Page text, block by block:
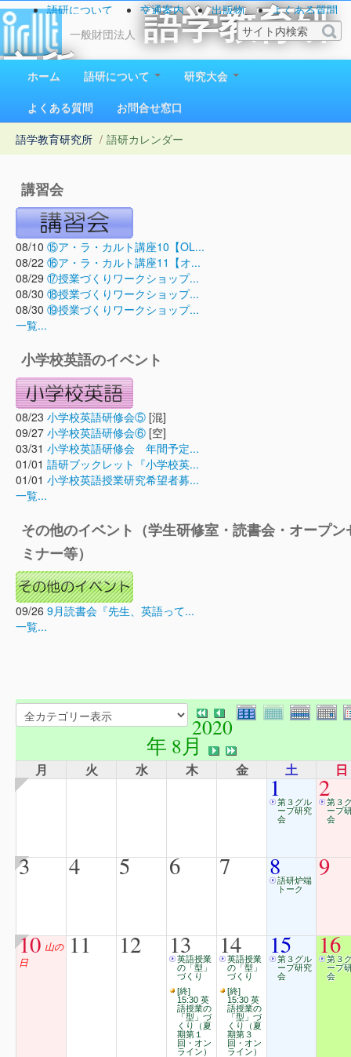
一般財団法人
語学教育研
究所
1923（大正12）年創立
語研について 交通案内 出版物
よくある質問
お問い合わせ
ホーム 語研について
研究大会
よくある質問
お問合せ窓口
語学教育研究所 / 語研カレンダー
講習会
08/10 ⑮ア・ラ・カルト講座10【OL...
08/22 ⑯ア・ラ・カルト講座11【オ...
08/29 ⑰授業づくりワークショップ...
08/30 ⑱授業づくりワークショップ...
08/30 ⑲授業づくりワークショップ...
一覧...
小学校英語のイベント
08/23 小学校英語研修会⑤ [混]
09/27 小学校英語研修会⑥ [空]
03/31 小学校英語研修会 年間予定...
01/01 語研ブックレット『小学校英...
01/01 小学校英語授業研究希望者募...
一覧...
その他のイベント（学生研修室・読書会・オープン
ミナー等）
09/26 9月読書会『先生、英語って...
一覧...
2020
年 8月
月 火 水 木 金 土 日
1第３グル
ープ研究
会
2第３
ープ
会
3 4 5 6 7 8語研炉端
トーク
9
10 山の
日
11 12 13
英語授業
の「型」
づくり
[終]
15:30 英
語授業の
「型」づ
くり（夏
期第１
回・オン
ライン）
14
英語授業
の「型」
づくり
[終]
15:30 英
語授業の
「型」づ
くり（夏
期第３
回・オン
ライン）
15
第３グル
ープ研究
会
16
第３
ープ
会